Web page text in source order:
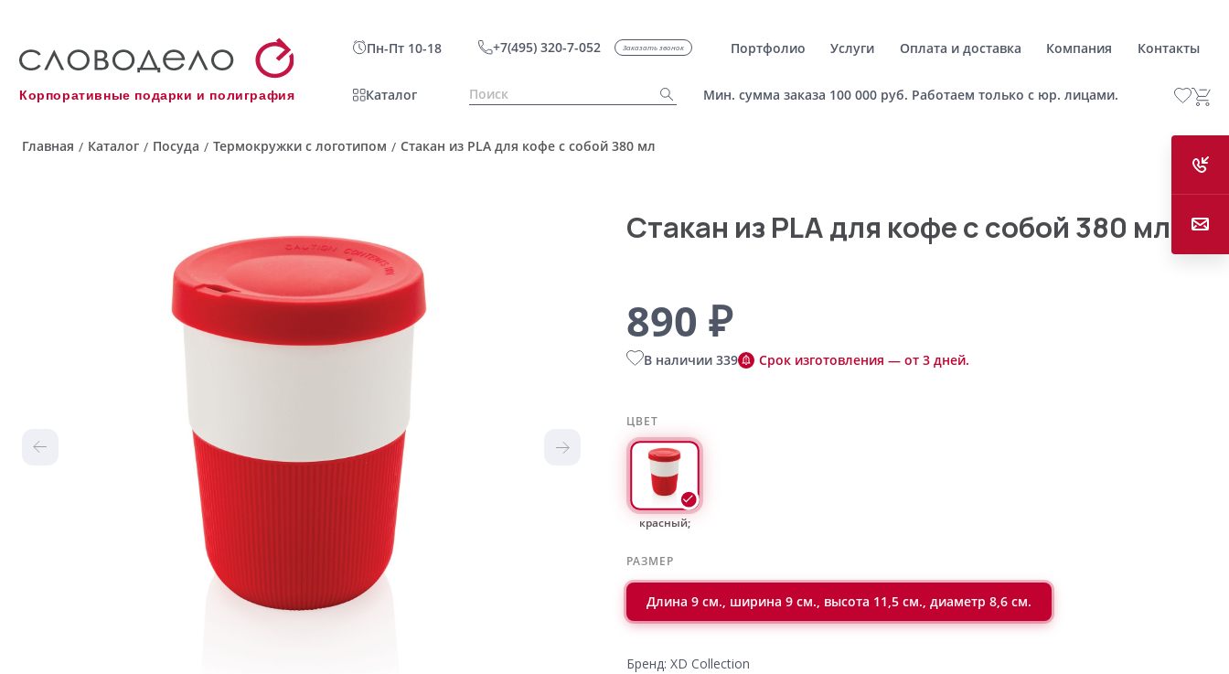
Корпоративные подарки и полиграфия
Пн-Пт 10-18 +7(495) 320-7-052 Заказать звонок Портфолио Услуги Оплата и доставка Компания Контакты
Каталог Мин. сумма заказа 100 000 руб. Работаем только с юр. лицами.
Главная / Каталог / Посуда / Термокружки с логотипом / Стакан из PLA для кофе с собой 380 мл
Стакан из PLA для кофе с собой 380 мл
890 ₽
В наличии 339 Срок изготовления — от 3 дней.
ЦВЕТ
красный;
РАЗМЕР
Длина 9 см., ширина 9 см., высота 11,5 см., диаметр 8,6 см.
Бренд: XD Collection